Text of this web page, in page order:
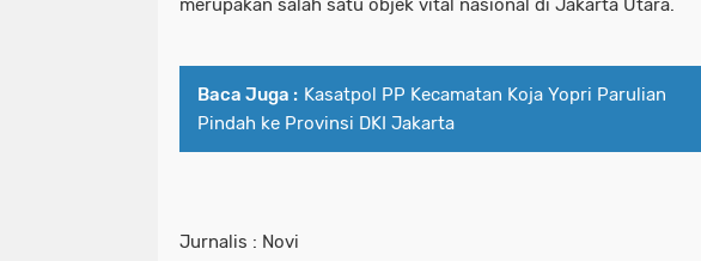
Baca Juga : Kasatpol PP Kecamatan Koja Yopri Parulian
Pindah ke Provinsi DKI Jakarta
Jurnalis : Novi